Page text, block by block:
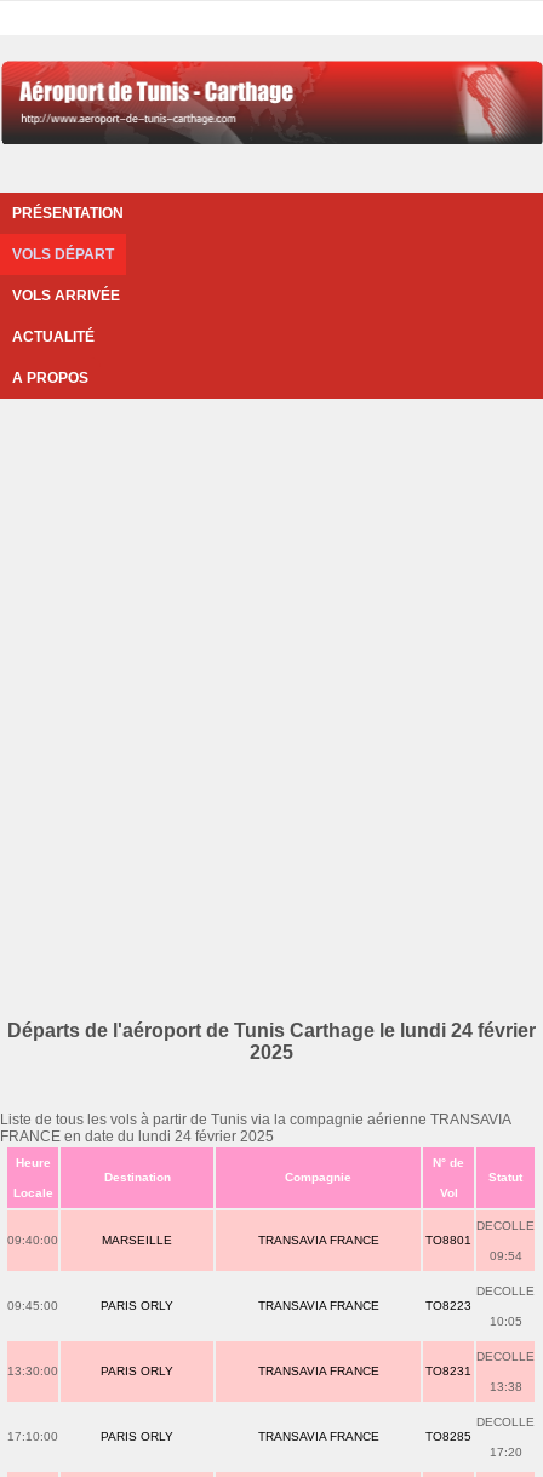
PRÉSENTATION
VOLS DÉPART
VOLS ARRIVÉE
ACTUALITÉ
A PROPOS
Départs de l'aéroport de Tunis Carthage le lundi 24 février
2025
Liste de tous les vols à partir de Tunis via la compagnie aérienne TRANSAVIA
FRANCE en date du lundi 24 février 2025
Heure
Locale
Destination Compagnie
N° de
Vol
Statut
09:40:00 MARSEILLE TRANSAVIA FRANCE TO8801
DECOLLE
09:54
09:45:00 PARIS ORLY TRANSAVIA FRANCE TO8223
DECOLLE
10:05
13:30:00 PARIS ORLY TRANSAVIA FRANCE TO8231
DECOLLE
13:38
17:10:00 PARIS ORLY TRANSAVIA FRANCE TO8285
DECOLLE
17:20